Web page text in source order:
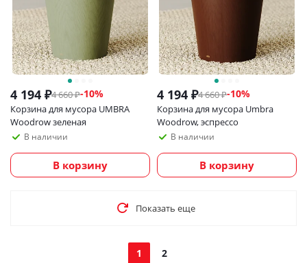
4 194 ₽4 660₽-10%
Корзина для мусора UMBRA
Woodrow зеленая
В наличии
В корзину
4 194 ₽4 660₽-10%
Корзина для мусора Umbra
Woodrow, эспрессо
В наличии
В корзину
Показать еще
1 2